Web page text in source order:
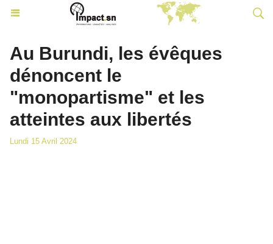
Au Burundi, les évêques
dénoncent le
"monopartisme" et les
atteintes aux libertés
Lundi 15 Avril 2024